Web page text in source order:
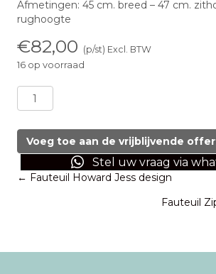
Afmetingen: 45 cm. breed – 47 cm.
rughoogte
€82,00 (p/st) Excl. BTW
16 op voorraad
Eetkamerstoel
wit
aantal
Voeg toe aan de vrijblijvende
Stel uw vraag via
Posts
← Fauteuil Howard Jess design
Fauteuil